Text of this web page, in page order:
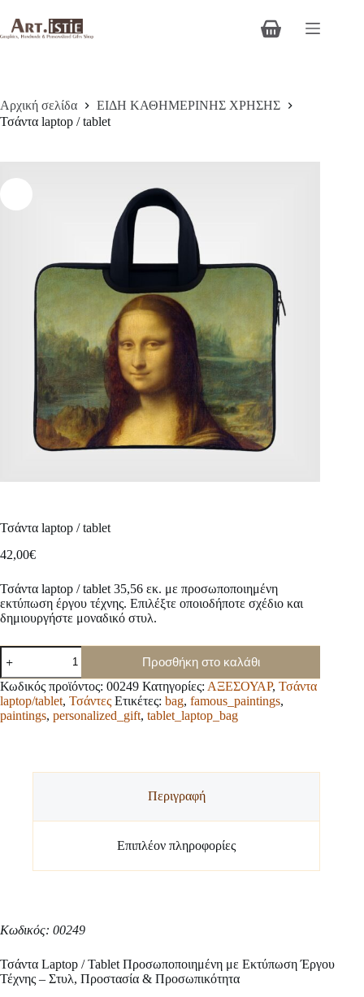
στο
περιεχόμενο
Καλάθι
Αρχική σελίδα
ΕΙΔΗ ΚΑΘΗΜΕΡΙΝΗΣ ΧΡΗΣΗΣ
Τσάντα laptop / tablet
Τσάντα laptop / tablet
42,00€
Τσάντα laptop / tablet 35,56 εκ. με προσωποποιημένη
εκτύπωση έργου τέχνης. Επιλέξτε οποιοδήποτε σχέδιο και
δημιουργήστε μοναδικό στυλ.
Τσάντα
laptop
/
tablet
ποσότητα
Προσθήκη στο καλάθι
Κωδικός προϊόντος: 00249 Κατηγορίες: ΑΞΕΣΟΥΑΡ, Τσάντα
laptop/tablet, Τσάντες Ετικέτες: bag, famous_paintings,
paintings, personalized_gift, tablet_laptop_bag
Περιγραφή
Επιπλέον πληροφορίες
Κωδικός: 00249
Τσάντα Laptop / Tablet Προσωποποιημένη με Εκτύπωση Έργου
Τέχνης – Στυλ, Προστασία & Προσωπικότητα